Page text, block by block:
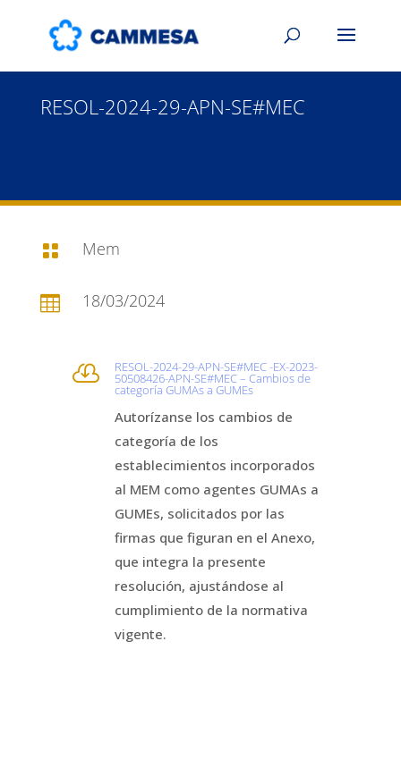
RESOL-2024-29-APN-SE#MEC
 Mem
 18/03/2024
 RESOL-2024-29-APN-SE#MEC -EX-2023-
50508426-APN-SE#MEC – Cambios de
categoría GUMAs a GUMEs
Autorízanse los cambios de
categoría de los
establecimientos incorporados
al MEM como agentes GUMAs a
GUMEs, solicitados por las
firmas que figuran en el Anexo,
que integra la presente
resolución, ajustándose al
cumplimiento de la normativa
vigente.